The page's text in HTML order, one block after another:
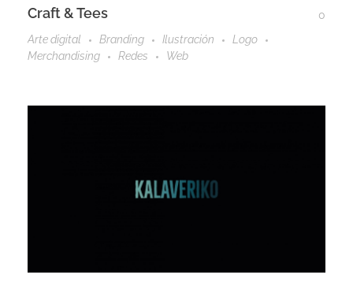
Craft & Tees
0
Arte digital
Branding Ilustración
Logo
Merchandising
Redes Web